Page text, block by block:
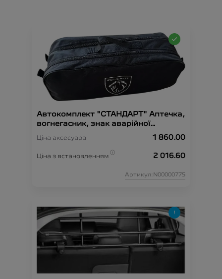
Автокомплект "СТАНДАРТ" Аптечка,
вогнегасник, знак аварійної
органайзер, трос-буксир, жилет
безпеки.
Ціна аксесуара 1 860.00
Ціна з встановленням 2 016.60
Артикул:N00000775